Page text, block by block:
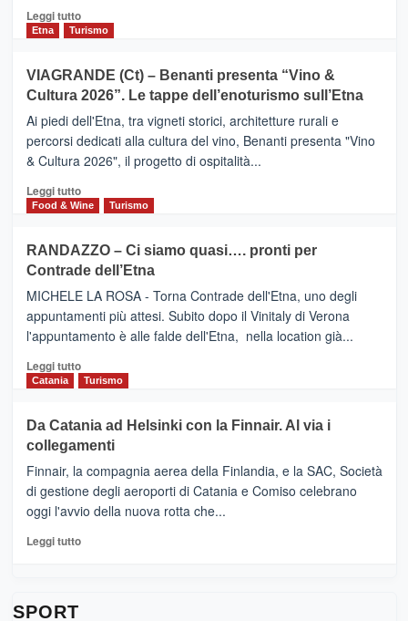
dati
di
Anche
la
Alcantara
nei
primi
nella
classifica
Leggi tuttoLeggi
di
IL
SAN
DOMENICO
PALACE
TAORMINA,
UN
HOTEL
FOUR
IL
NUOVO
SUMMER
CLUB
Etna Turismo
VIAGRANDE (Ct) – Benanti presenta “Vino &
Cultura 2026”. Le tappe dell’enoturismo sull’Etna
Ai piedi dell'Etna, tra vigneti storici, architetture rurali e
percorsi dedicati alla cultura del vino, Benanti presenta "Vino
& Cultura 2026", il progetto di ospitalità...
Leggi tuttoLeggi
di
VIAGRANDE
(Ct)
–
Benanti
presenta
“Vino
&
Cultura
tappe
dell’enoturismo
Food & Wine Turismo
RANDAZZO – Ci siamo quasi…. pronti per
Contrade dell’Etna
MICHELE LA ROSA - Torna Contrade dell'Etna, uno degli
appuntamenti più attesi. Subito dopo il Vinitaly di Verona
l'appuntamento è alle falde dell'Etna, nella location già...
Leggi tuttoLeggi
di
RANDAZZO
–
Ci
siamo
quasi….
pronti
per
Catania Turismo
Da Catania ad Helsinki con la Finnair. Al via i
collegamenti
Finnair, la compagnia aerea della Finlandia, e la SAC, Società
di gestione degli aeroporti di Catania e Comiso celebrano
oggi l'avvio della nuova rotta che...
Leggi tuttoLeggi
SPORT